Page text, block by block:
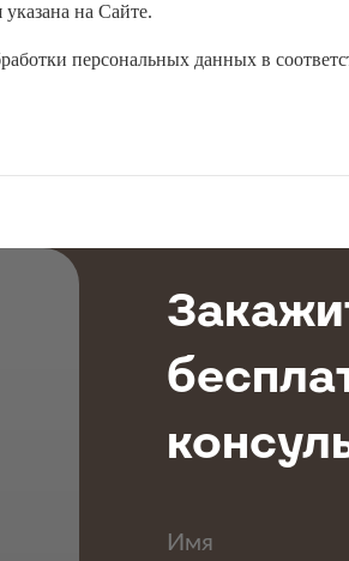
на Сайте.
персональных данных в